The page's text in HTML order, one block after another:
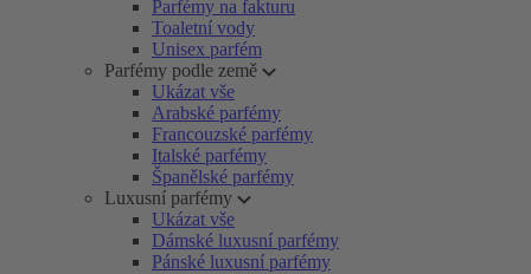
Parfémy na fakturu
Toaletní vody
Unisex parfém
Parfémy podle země
Ukázat vše
Arabské parfémy
Francouzské parfémy
Italské parfémy
Španělské parfémy
Luxusní parfémy
Ukázat vše
Dámské luxusní parfémy
Pánské luxusní parfémy